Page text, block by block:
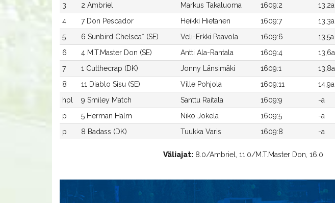
3
2 Ambriel Markus Takaluoma 1609:2 13,2a
4
7 Don Pescador Heikki Hietanen 1609:7 13,3a
5
6 Sunbird Chelsea* (SE) Veli-Erkki Paavola 1609:6 13,5a
6
4 M.T.Master Don (SE) Antti Ala-Rantala 1609:4 13,6a
7
1 Cutthecrap (DK) Jonny Länsimäki 1609:1 13,8a
8
11 Diablo Sisu (SE) Ville Pohjola 1609:11 14,9a
hpl
9 Smiley Match Santtu Raitala 1609:9 -a
p
5 Herman Halm Niko Jokela 1609:5 -a
p
8 Badass (DK) Tuukka Varis 1609:8 -a
Väliajat: 8.0/Ambriel, 11.0/M.T.Master Don, 16.0